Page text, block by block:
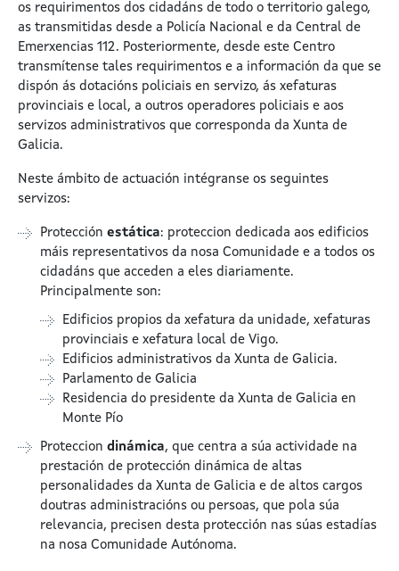
os requirimentos dos cidadáns de todo o territorio galego,
as transmitidas desde a Policía Nacional e da Central de
Emerxencias 112. Posteriormente, desde este Centro
transmítense tales requirimentos e a información da que se
dispón ás dotacións policiais en servizo, ás xefaturas
provinciais e local, a outros operadores policiais e aos
servizos administrativos que corresponda da Xunta de
Galicia.
Neste ámbito de actuación intégranse os seguintes
servizos:
Protección estática: proteccion dedicada aos edificios
máis representativos da nosa Comunidade e a todos os
cidadáns que acceden a eles diariamente.
Principalmente son:
Edificios propios da xefatura da unidade, xefaturas
provinciais e xefatura local de Vigo.
Edificios administrativos da Xunta de Galicia.
Parlamento de Galicia
Residencia do presidente da Xunta de Galicia en
Monte Pío
Proteccion dinámica, que centra a súa actividade na
prestación de protección dinámica de altas
personalidades da Xunta de Galicia e de altos cargos
doutras administracións ou persoas, que pola súa
relevancia, precisen desta protección nas súas estadías
na nosa Comunidade Autónoma.